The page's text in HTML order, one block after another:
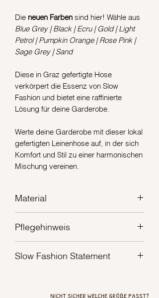
Die neuen Farben sind hier! Wähle aus
Blue Grey | Black | Ecru | Gold | Light
Petrol | Pumpkin Orange | Rose Pink |
Sage Grey | Sand
Diese in Graz gefertigte Hose
verkörpert die Essenz von Slow
Fashion und bietet eine raffinierte
Lösung für deine Garderobe.
Werte deine Garderobe mit dieser lokal
gefertigten Leinenhose auf, in der sich
Komfort und Stil zu einer harmonischen
Mischung vereinen.
Material
89% Leinen
11% Baumwolle
Schwarz:100% Leinen
Pflegehinweis
Slow Fashion Statement
NICHT SICHER WELCHE GRÖßE PASST?